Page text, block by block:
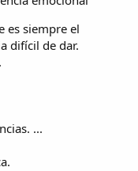
es siempre el
difícil de dar.
...